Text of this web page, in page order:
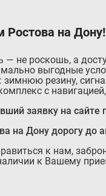
Ростова на Дону!
— не роскошь, а
выгодные
резину,
с
заявку на сайте
на Дону дорогу до
к нам,
к Вашему